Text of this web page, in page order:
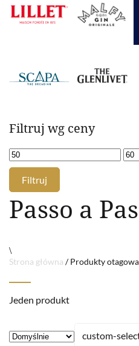
Filtruj wg ceny
Filtruj
Passo a
\
Strona główna / Produkty
Jeden produkt
custom-